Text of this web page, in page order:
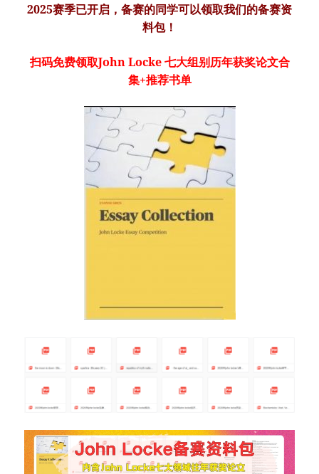
2025赛季已开启，备赛的同学可以领取我们的备赛资
料包！
扫码免费领取John Locke 七大组别历年获奖论文合
集+推荐书单